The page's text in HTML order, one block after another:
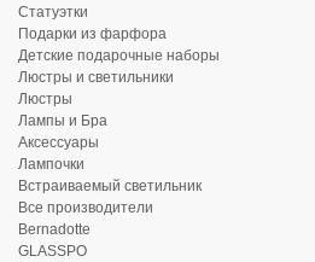
Статуэтки
Подарки из фарфора
Детские подарочные наборы
Люстры и светильники
Люстры
Лампы и Бра
Аксессуары
Лампочки
Встраиваемый светильник
Все производители
Bernadotte
GLASSPO